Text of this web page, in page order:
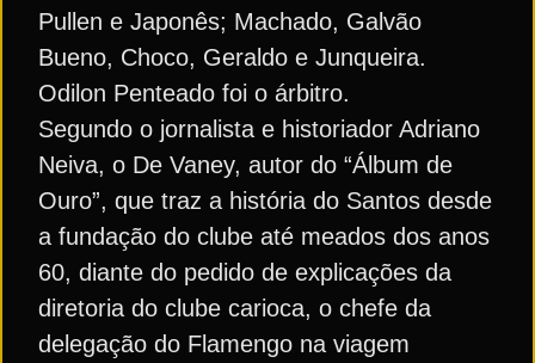
Pullen e Japonês; Machado, Galvão
Bueno, Choco, Geraldo e Junqueira.
Odilon Penteado foi o árbitro.
Segundo o jornalista e historiador Adriano
Neiva, o De Vaney, autor do “Álbum de
Ouro”, que traz a história do Santos desde
a fundação do clube até meados dos anos
60, diante do pedido de explicações da
diretoria do clube carioca, o chefe da
delegação do Flamengo na viagem